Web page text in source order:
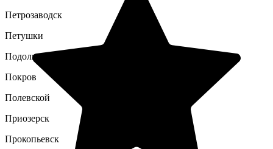
Петрозаводск
Петушки
Подольск
Покров
Полевской
Приозерск
Прокопьевск